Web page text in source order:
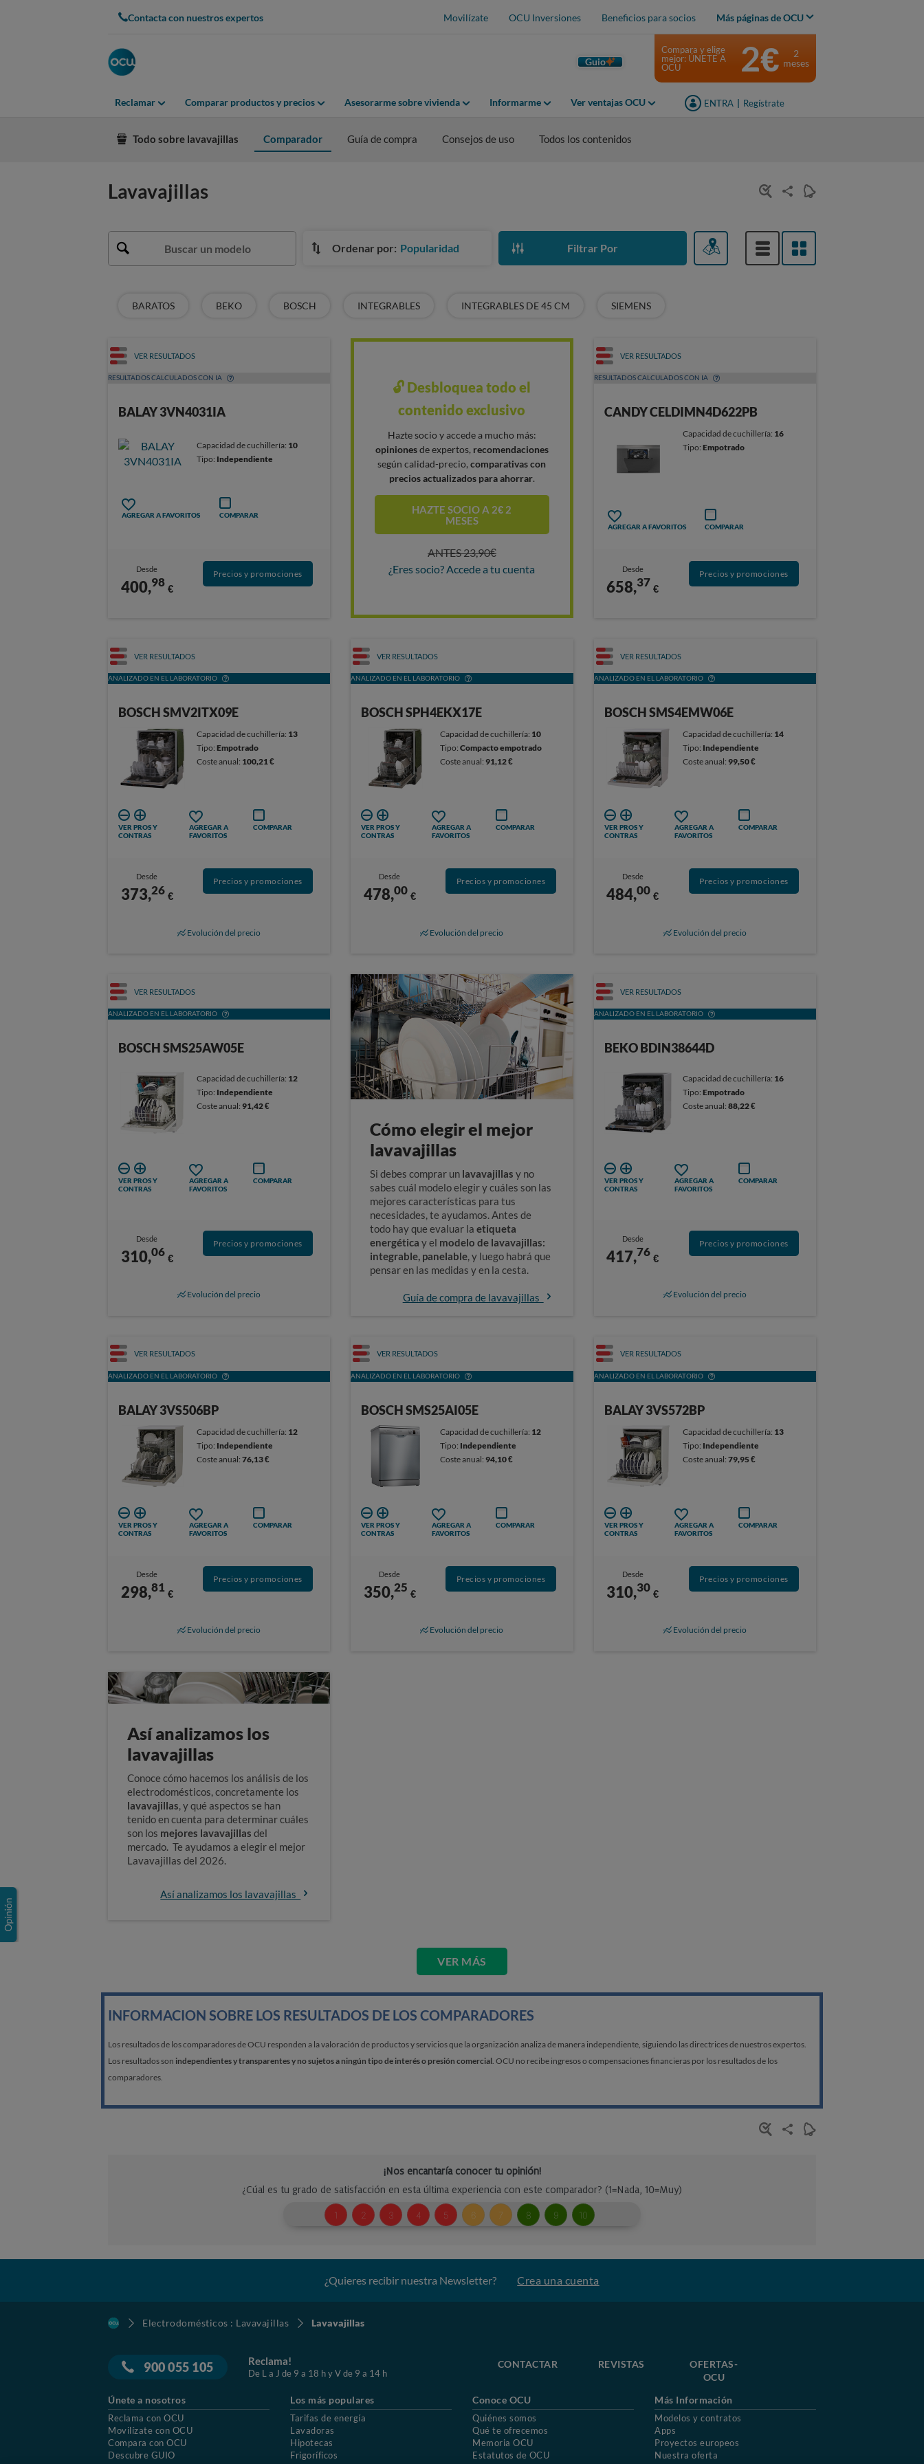
Contacta con nuestros expertos Movilízate OCU Inversiones Beneficios para socios Más páginas de OCU
Guio
Reclamar Comparar productos y precios Asesorarme sobre vivienda Informarme Ver ventajas OCU ENTRA Regístrate
Compara y elige
mejor: ÚNETE A
OCU
2€
2
meses
Todo sobre lavavajillas Comparador Guía de compra Consejos de uso Todos los contenidos
Lavavajillas
Ordenar por: Popularidad Filtrar Por
BARATOS BEKO BOSCH INTEGRABLES INTEGRABLES DE 45 CM SIEMENS
VER RESULTADOS
RESULTADOS CALCULADOS CON IA
BALAY 3VN4031IA
Capacidad de cuchillería: 10
Tipo: Independiente
AGREGAR A FAVORITOS COMPARAR
Desde
400,98 €
Precios y promociones
🔓 Desbloquea todo el
contenido exclusivo
Hazte socio y accede a mucho más:
opinionesde expertos, recomendaciones
según calidad-precio,comparativas con
precios actualizados para ahorrar.
HAZTE SOCIO A 2€ 2
MESES
ANTES 23,90€
¿Eres socio? Accede a tu cuenta
VER RESULTADOS
RESULTADOS CALCULADOS CON IA
CANDY CELDIMN4D622PB
Capacidad de cuchillería: 16
Tipo: Empotrado
AGREGAR A FAVORITOS COMPARAR
Desde
658,37 €
Precios y promociones
VER RESULTADOS
ANALIZADO EN EL LABORATORIO
BOSCH SMV2ITX09E
Capacidad de cuchillería: 13
Tipo:Empotrado
Coste anual: 100,21 €
VER PROS Y
CONTRAS
AGREGAR A
FAVORITOS
COMPARAR
Desde
373,26 €
Precios y promociones
Evolución del precio
VER RESULTADOS
ANALIZADO EN EL LABORATORIO
BOSCH SPH4EKX17E
Capacidad de cuchillería: 10
Tipo: Compacto empotrado
Coste anual: 91,12 €
VER PROS Y
CONTRAS
AGREGAR A
FAVORITOS
COMPARAR
Desde
478,00 €
Precios y promociones
Evolución del precio
VER RESULTADOS
ANALIZADO EN EL LABORATORIO
BOSCH SMS4EMW06E
Capacidad de cuchillería: 14
Tipo: Independiente
Coste anual: 99,50 €
VER PROS Y
CONTRAS
AGREGAR A
FAVORITOS
COMPARAR
Desde
484,00 €
Precios y promociones
Evolución del precio
VER RESULTADOS
ANALIZADO EN EL LABORATORIO
BOSCH SMS25AW05E
Capacidad de cuchillería: 12
Tipo: Independiente
Coste anual:91,42 €
VER PROS Y
CONTRAS
AGREGAR A
FAVORITOS
COMPARAR
Desde
310,06 €
Precios y promociones
Evolución del precio
Cómo elegir el mejor
lavavajillas
Si debes comprar un lavavajillasy no
sabes cuál modelo elegir y cuáles son las
mejores características para tus
necesidades, te ayudamos. Antes de
todo hay que evaluar laetiqueta
energética y el modelo de lavavajillas:
integrable, panelable, y luego habrá que
pensar en las medidas y en la cesta.
Guía de compra de lavavajillas
VER RESULTADOS
ANALIZADO EN EL LABORATORIO
BEKO BDIN38644D
Capacidad de cuchillería: 16
Tipo: Empotrado
Coste anual: 88,22 €
VER PROS Y
CONTRAS
AGREGAR A
FAVORITOS
COMPARAR
Desde
417,76 €
Precios y promociones
Evolución del precio
VER RESULTADOS
ANALIZADO EN EL LABORATORIO
BALAY 3VS506BP
Capacidad de cuchillería: 12
Tipo: Independiente
Coste anual:76,13 €
VER PROS Y
CONTRAS
AGREGAR A
FAVORITOS
COMPARAR
Desde
298,81 €
Precios y promociones
Evolución del precio
VER RESULTADOS
ANALIZADO EN EL LABORATORIO
BOSCH SMS25AI05E
Capacidad de cuchillería: 12
Tipo: Independiente
Coste anual: 94,10 €
VER PROS Y
CONTRAS
AGREGAR A
FAVORITOS
COMPARAR
Desde
350,25 €
Precios y promociones
Evolución del precio
VER RESULTADOS
ANALIZADO EN EL LABORATORIO
BALAY 3VS572BP
Capacidad de cuchillería: 13
Tipo: Independiente
Coste anual: 79,95 €
VER PROS Y
CONTRAS
AGREGAR A
FAVORITOS
COMPARAR
Desde
310,30 €
Precios y promociones
Evolución del precio
Así analizamos los
lavavajillas
Conoce cómo hacemos los análisis de los
electrodomésticos, concretamente los
lavavajillas, y qué aspectos se han
tenido en cuenta para determinar cuáles
son los mejores lavavajillas del
mercado. Te ayudamos a elegir el mejor
Lavavajillas del 2026.
Así analizamos los lavavajillas
VER MÁS
INFORMACION SOBRE LOS RESULTADOS DE LOS COMPARADORES
Los resultados de los comparadores de OCU responden a la valoración de productos y servicios que la organización analiza de manera independiente, siguiendo las directrices de nuestros expertos.
Los resultados son independientes y transparentes y no sujetos a ningún tipo de interés o presión comercial . OCU no recibe ingresos o compensaciones financieras por los resultados de los
comparadores.
¿Quieres recibir nuestra Newsletter? Crea una cuenta
Electrodomésticos : Lavavajillas Lavavajillas
900 055 105 Reclama!
De L a J de 9 a 18 h y V de 9 a 14 h
CONTACTAR REVISTAS
OFERTAS-
OCU
Únete a nosotros
Reclama con OCU
Movilízate con OCU
Compara con OCU
Descubre GUIO
Los más populares
Tarifas de energía
Lavadoras
Hipotecas
Frigoríficos
Conoce OCU
Quiénes somos
Qué te ofrecemos
Memoria OCU
Estatutos de OCU
Más Información
Modelos y contratos
Apps
Proyectos europeos
Nuestra oferta